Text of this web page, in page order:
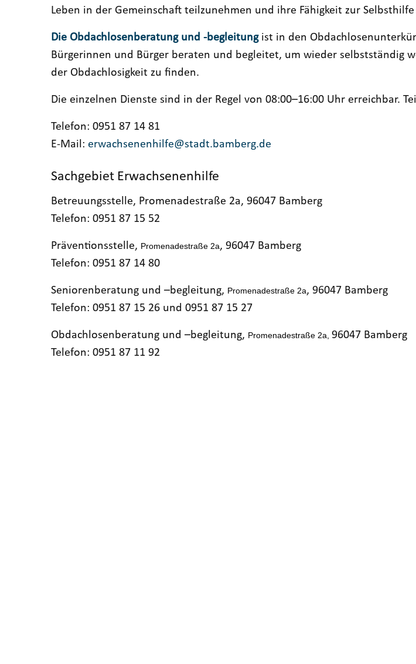
Leben in der Gemeinschaft teilzunehmen und ihre Fähigkeit zur Selbsthilfe
Die Obdachlosenberatung und -begleitungist in den
Bürgerinnen und Bürger beraten und begleitet, um wieder selbstständig
der Obdachlosigkeit zu finden.
Die einzelnen Dienste sind in der Regel von 08:00–16:00 Uhr erreichbar.
Telefon: 0951 87 14 81
E-Mail: erwachsenenhilfe@stadt.bamberg.de
Sachgebiet Erwachsenenhilfe
Betreuungsstelle, Promenadestraße 2a, 96047 Bamberg
Telefon: 0951 87 15 52
Präventionsstelle, Promenadestraße 2a, 96047 Bamberg
Telefon: 0951 87 14 80
Seniorenberatung und –begleitung, Promenadestraße 2a, 96047 Bamberg
Telefon: 0951 87 15 26 und 0951 87 15 27
Obdachlosenberatung und –begleitung, Promenadestraße 2a, 96047 Bamberg
Telefon: 0951 87 11 92